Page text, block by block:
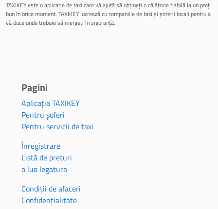
TAXIKEY este o aplicație de taxi care vă ajută să obțineți o călătorie fiabilă la un preț
bun în orice moment. TAXIKEY lucrează cu companiile de taxi și șoferii locali pentru a
vă duce unde trebuie să mergeți în siguranță.
Pagini
Aplicația TAXIKEY
Pentru șoferi
Pentru servicii de taxi
Înregistrare
Listă de prețuri
a lua legatura
Condiții de afaceri
Confidențialitate